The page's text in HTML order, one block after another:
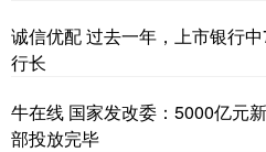
诚信优配 过去一年，上市银行
行长
牛在线 国家发改委：5000亿元
部投放完毕